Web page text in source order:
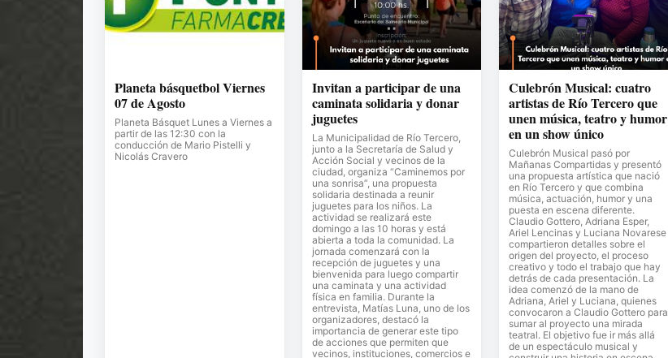
Planeta básquetbol Viernes
07 de Agosto
Planeta Básquet Lunes a Viernes a
partir de las 12:30 con la
conducción de Mario Pistelli y
Nicolás Cravero
Invitan a participar de una
caminata solidaria y donar
juguetes
La Municipalidad de Río Tercero,
junto a la Secretaría de Salud y
Acción Social y vecinos de la
ciudad, organiza “Caminemos por
una sonrisa”, una propuesta
solidaria destinada a reunir
juguetes para los niños. La
actividad se realizará este
domingo a las 10 horas y está
abierta a toda la comunidad. La
jornada comenzará con la
recepción de juguetes y una
bienvenida para luego compartir
una caminata y una actividad
física en familia. Durante la
entrevista, Matías Luna, uno de los
organizadores, destacó la
importancia de generar este tipo
de acciones que permiten que
vecinos, instituciones, comercios e
Culebrón Musical: cuatro
artistas de Río Tercero que
unen música, teatro y humor
en un show único
Culebrón Musical pasó por
Mañanas Compartidas y presentó
una propuesta artística que nació
en Río Tercero y que combina
música, actuación, humor y una
puesta en escena diferente.
Claudio Gottero, Adriana Esper,
Ariel Lencinas y Luciana Novarese
compartieron detalles sobre el
origen del proyecto, el proceso
creativo y todo el trabajo que hay
detrás de cada presentación. La
idea comenzó de la mano de
Adriana, Ariel y Luciana, quienes
convocaron a Claudio Gottero para
sumar al proyecto una mirada
teatral. El objetivo fue ir más allá
de un espectáculo musical y